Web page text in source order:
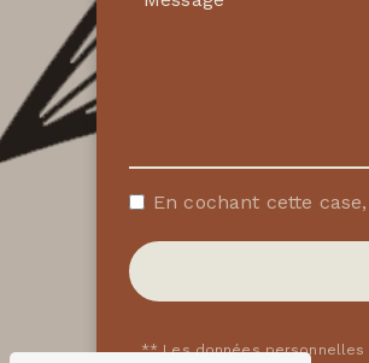
En cochant cette
** Les données personnelles